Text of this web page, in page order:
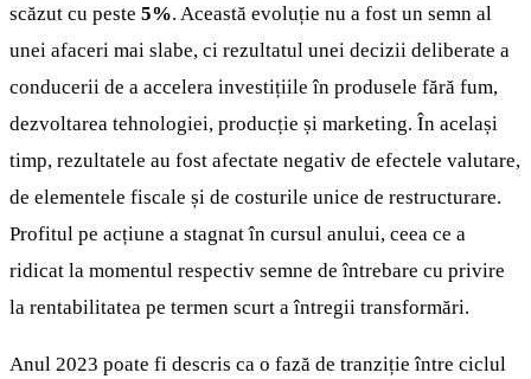
scăzut cu peste 5%. Această evoluție nu a fost un semn al
unei afaceri mai slabe, ci rezultatul unei decizii deliberate a
conducerii de a accelera investițiile în produsele fără fum,
dezvoltarea tehnologiei, producție și marketing. În același
timp, rezultatele au fost afectate negativ de efectele valutare,
de elementele fiscale și de costurile unice de restructurare.
Profitul pe acțiune a stagnat în cursul anului, ceea ce a
ridicat la momentul respectiv semne de întrebare cu privire
la rentabilitatea pe termen scurt a întregii transformări.
Anul 2023 poate fi descris ca o fază de tranziție între ciclul